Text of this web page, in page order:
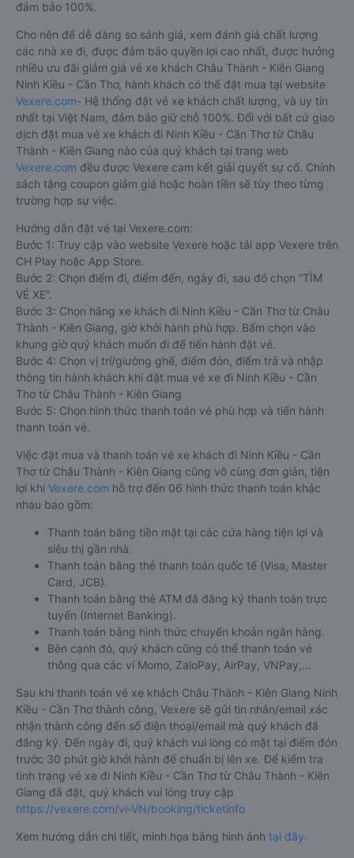
đảm bảo 100%.
Cho nên để dễ dàng so sánh giá, xem đánh giá chất lượng
các nhà xe đi, được đảm bảo quyền lợi cao nhất, được hưởng
nhiều ưu đãi giảm giá vé xe khách Châu Thành - Kiên Giang
Ninh Kiều - Cần Thơ, hành khách có thể đặt mua tại website
Vexere.com- Hệ thống đặt vé xe khách chất lượng, và uy tín
nhất tại Việt Nam, đảm bảo giữ chỗ 100%. Đối với bất cứ giao
dịch đặt mua vé xe khách đi Ninh Kiều - Cần Thơ từ Châu
Thành - Kiên Giang nào của quý khách tại trang web
Vexere.com đều được Vexere cam kết giải quyết sự cố. Chính
sách tặng coupon giảm giá hoặc hoàn tiền sẽ tùy theo từng
trường hợp sự việc.
Hướng dẫn đặt vé tại Vexere.com:
Bước 1: Truy cập vào website Vexere hoặc tải app Vexere trên
CH Play hoặc App Store.
Bước 2: Chọn điểm đi, điểm đến, ngày đi, sau đó chọn “TÌM
VÉ XE”.
Bước 3: Chọn hãng xe khách đi Ninh Kiều - Cần Thơ từ Châu
Thành - Kiên Giang, giờ khởi hành phù hợp. Bấm chọn vào
khung giờ quý khách muốn đi để tiến hành đặt vé.
Bước 4: Chọn vị trí/giường ghế, điểm đón, điểm trả và nhập
thông tin hành khách khi đặt mua vé xe đi Ninh Kiều - Cần
Thơ từ Châu Thành - Kiên Giang
Bước 5: Chọn hình thức thanh toán vé phù hợp và tiến hành
thanh toán vé.
Việc đặt mua và thanh toán vé xe khách đi Ninh Kiều - Cần
Thơ từ Châu Thành - Kiên Giang cũng vô cùng đơn giản, tiện
lợi khi Vexere.com hỗ trợ đến 06 hình thức thanh toán khác
nhau bao gồm:
Thanh toán bằng tiền mặt tại các cửa hàng tiện lợi và
siêu thị gần nhà.
Thanh toán bằng thẻ thanh toán quốc tế (Visa, Master
Card, JCB).
Thanh toán bằng thẻ ATM đã đăng ký thanh toán trực
tuyến (Internet Banking).
Thanh toán bằng hình thức chuyển khoản ngân hàng.
Bên cạnh đó, quý khách cũng có thể thanh toán vé
thông qua các ví Momo, ZaloPay, AirPay, VNPay,…
Sau khi thanh toán vé xe khách Châu Thành - Kiên Giang Ninh
Kiều - Cần Thơ thành công, Vexere sẽ gửi tin nhắn/email xác
nhận thành công đến số điện thoại/email mà quý khách đã
đăng ký. Đến ngày đi, quý khách vui lòng có mặt tại điểm đón
trước 30 phút giờ khởi hành để chuẩn bị lên xe. Để kiểm tra
tình trạng vé xe đi Ninh Kiều - Cần Thơ từ Châu Thành - Kiên
Giang đã đặt, quý khách vui lòng truy cập
https://vexere.com/vi-VN/booking/ticketinfo
Xem hướng dẫn chi tiết, minh họa bằng hình ảnh tại đây.